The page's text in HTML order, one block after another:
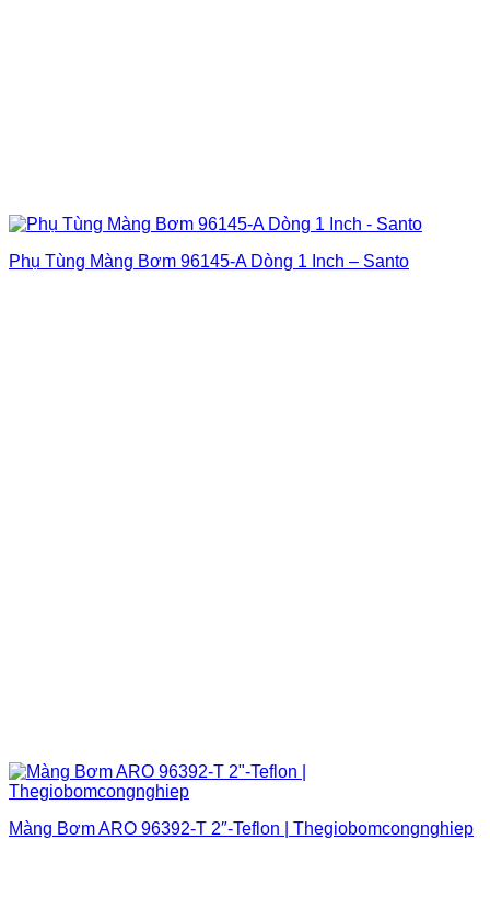
Phụ Tùng Màng Bơm 96145-A Dòng 1 Inch – Santo
Màng Bơm ARO 96392-T 2″-Teflon | Thegiobomcongnghiep